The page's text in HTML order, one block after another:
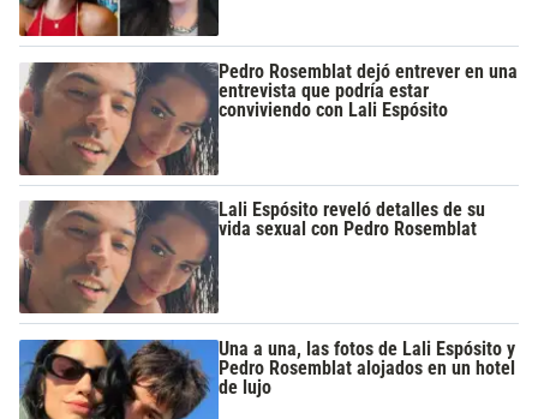
Pedro Rosemblat dejó entrever en una
entrevista que podría estar
conviviendo con Lali Espósito
Lali Espósito reveló detalles de su
vida sexual con Pedro Rosemblat
Una a una, las fotos de Lali Espósito y
Pedro Rosemblat alojados en un hotel
de lujo